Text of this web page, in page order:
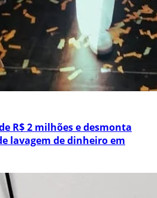
R$ 2 milhões e desmonta
lavagem de dinheiro em